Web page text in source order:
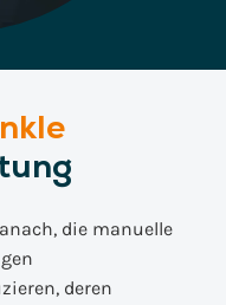
die manuelle
deren